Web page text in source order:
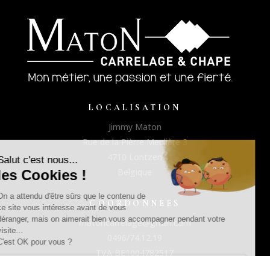
LOCALISATION
Jimmy Maton
Rue de la Pièrre Meulière 3
COORDONNÉES
matoncarrelage@gmail.com